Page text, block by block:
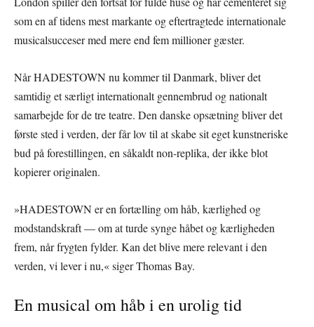
som en af tidens mest markante og eftertragtede internationale
musicalsucceser med mere end fem millioner gæster.
Når HADESTOWN nu kommer til Danmark, bliver det
samtidig et særligt internationalt gennembrud og nationalt
samarbejde for de tre teatre. Den danske opsætning bliver det
første sted i verden, der får lov til at skabe sit eget kunstneriske
bud på forestillingen, en såkaldt non-replika, der ikke blot
kopierer originalen.
»HADESTOWN er en fortælling om håb, kærlighed og
modstandskraft — om at turde synge håbet og kærligheden
frem, når frygten fylder. Kan det blive mere relevant i den
verden, vi lever i nu,« siger Thomas Bay.
En musical om håb i en urolig tid